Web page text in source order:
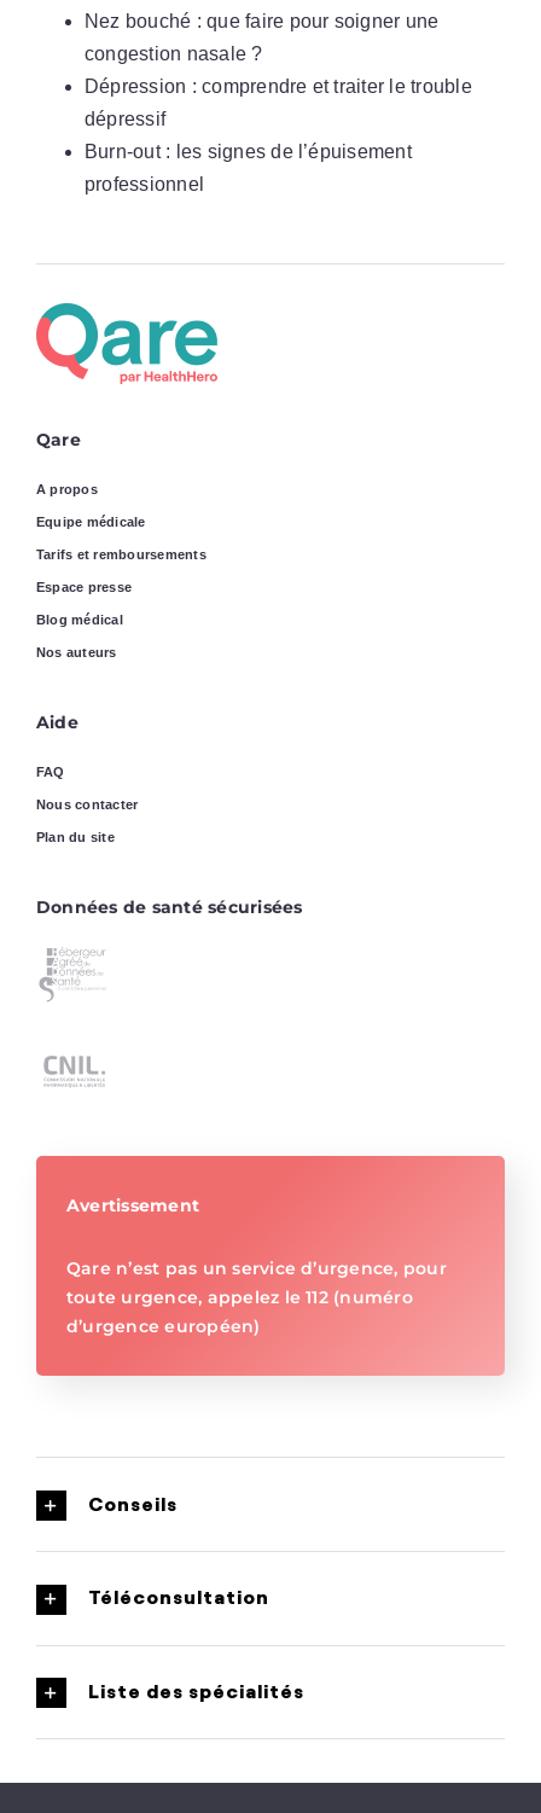
Nez bouché : que faire pour soigner une
congestion nasale ?
Dépression : comprendre et traiter le trouble
dépressif
Burn-out : les signes de l’épuisement
professionnel
Qare
A propos
Equipe médicale
Tarifs et remboursements
Espace presse
Blog médical
Nos auteurs
Aide
FAQ
Nous contacter
Plan du site
Données de santé sécurisées
Avertissement
Qare n’est pas un service d’urgence, pour
toute urgence, appelez le 112 (numéro
d’urgence européen)
Conseils
Téléconsultation
Liste des spécialités